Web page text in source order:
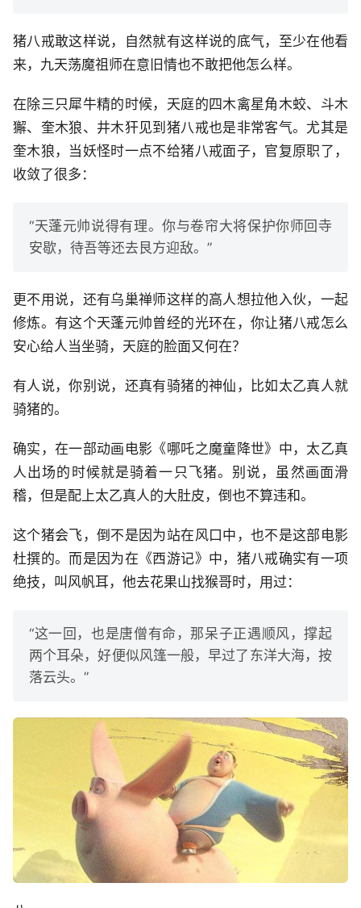
猪八戒敢这样说，自然就有这样说的底气，至少在他看
来，九天荡魔祖师在意旧情也不敢把他怎么样。
在除三只犀牛精的时候，天庭的四木禽星角木蛟、斗木
獬、奎木狼、井木犴见到猪八戒也是非常客气。尤其是
奎木狼，当妖怪时一点不给猪八戒面子，官复原职了，
收敛了很多：
“天蓬元帅说得有理。你与卷帘大将保护你师回寺
安歇，待吾等还去艮方迎敌。”
更不用说，还有乌巢禅师这样的高人想拉他入伙，一起
修炼。有这个天蓬元帅曾经的光环在，你让猪八戒怎么
安心给人当坐骑，天庭的脸面又何在？
有人说，你别说，还真有骑猪的神仙，比如太乙真人就
骑猪的。
确实，在一部动画电影《哪吒之魔童降世》中，太乙真
人出场的时候就是骑着一只飞猪。别说，虽然画面滑
稽，但是配上太乙真人的大肚皮，倒也不算违和。
这个猪会飞，倒不是因为站在风口中，也不是这部电影
杜撰的。而是因为在《西游记》中，猪八戒确实有一项
绝技，叫风帆耳，他去花果山找猴哥时，用过：
“这一回，也是唐僧有命，那呆子正遇顺风，撑起
两个耳朵，好便似风篷一般，早过了东洋大海，按
落云头。”